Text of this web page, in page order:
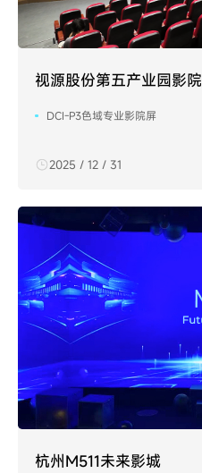
视源股份第五产业园影院
DCI-P3色域专业影院屏
2025 / 12 / 31
杭州M511未来影城